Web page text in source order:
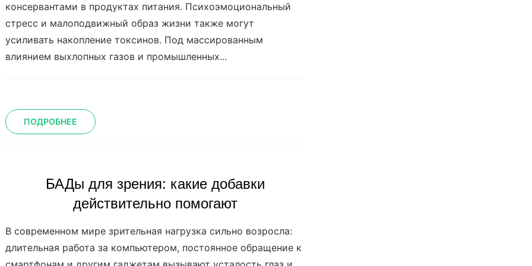
консервантами в продуктах питания. Психоэмоциональный
стресс и малоподвижный образ жизни также могут
усиливать накопление токсинов. Под массированным
влиянием выхлопных газов и промышленных...
ПОДРОБНЕЕ
БАДы для зрения: какие добавки
действительно помогают
В современном мире зрительная нагрузка сильно возросла:
длительная работа за компьютером, постоянное обращение к